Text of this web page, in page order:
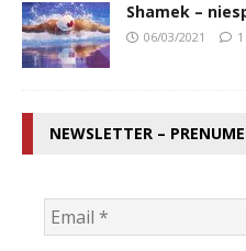
Shamek –
06/03/2021 1
NEWSLETTER –